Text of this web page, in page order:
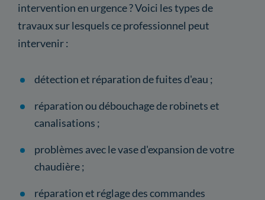
intervention en urgence ? Voici les types de
travaux sur lesquels ce professionnel peut
intervenir :
détection et réparation de fuites d'eau ;
réparation ou débouchage de robinets et
canalisations ;
problèmes avec le vase d'expansion de votre
chaudière ;
réparation et réglage des commandes